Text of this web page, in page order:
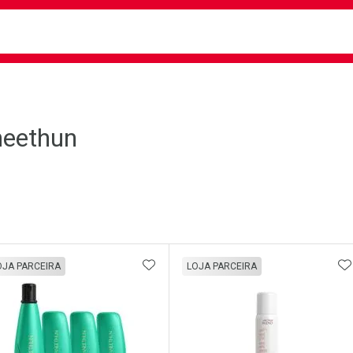
PARCEIRA ADICIONAR AOS FAVORITOS
LOJA PARCEIRA